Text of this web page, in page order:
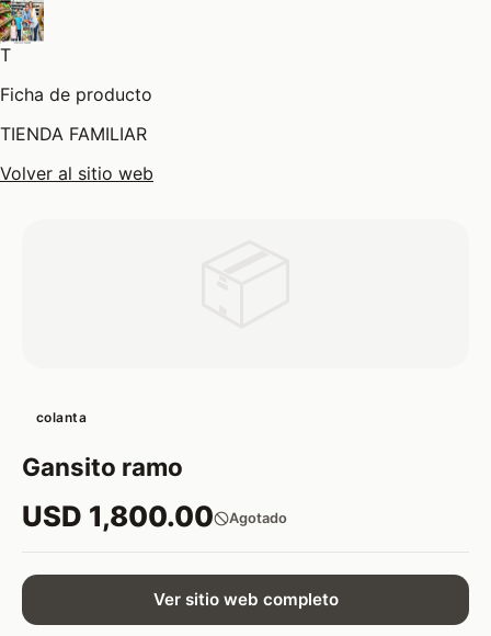
T
Ficha de producto
TIENDA FAMILIAR
Volver al sitio web
colanta
Gansito ramo
USD 1,800.00 Agotado
Ver sitio web completo